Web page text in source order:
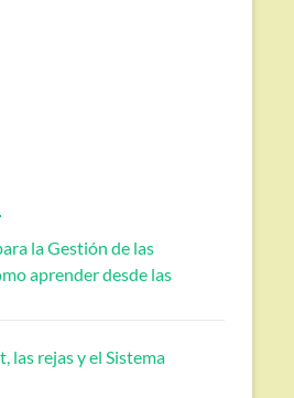
la Gestión de las
aprender desde las
las rejas y el Sistema